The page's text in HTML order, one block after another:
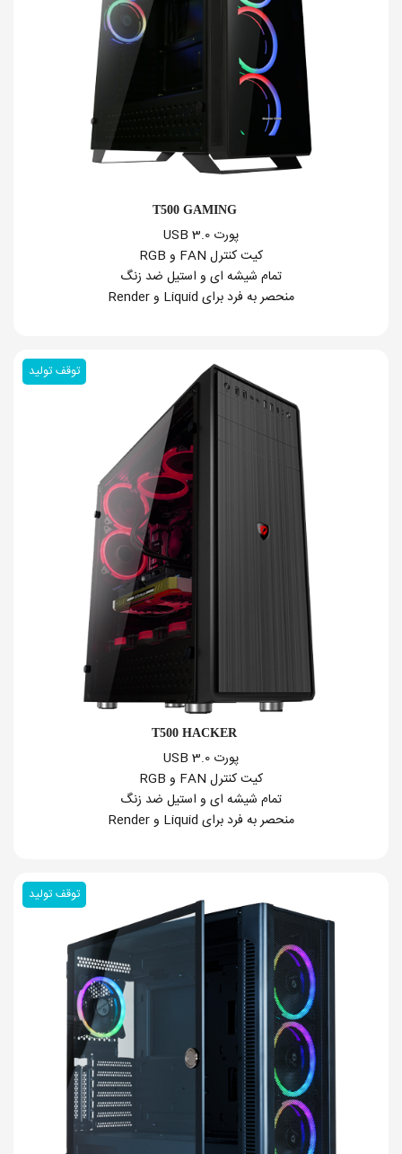
T500 GAMING
پورت USB 3.0
کیت کنترل FAN و RGB
تمام شیشه ای و استیل ضد زنگ
منحصر به فرد برای Liquid و Render
توقف تولید
T500 HACKER
پورت USB 3.0
کیت کنترل FAN و RGB
تمام شیشه ای و استیل ضد زنگ
منحصر به فرد برای Liquid و Render
توقف تولید